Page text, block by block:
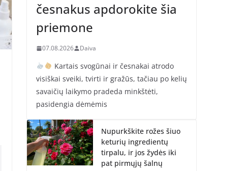
česnakus apdorokite šia
priemone
07.08.2026 Daiva
Kartais svogūnai ir česnakai atrodo
visiškai sveiki, tvirti ir gražūs, tačiau po kelių
savaičių laikymo pradeda minkštėti,
pasidengia dėmėmis
Nupurkškite rožes šiuo
keturių ingredientų
tirpalu, ir jos žydės iki
pat pirmųjų šalnų